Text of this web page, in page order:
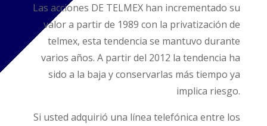
Las acciones DE TELMEX han incrementado su
valor a partir de 1989 con la privatización de
telmex, esta tendencia se mantuvo durante
varios años. A partir del 2012 la tendencia ha
sido a la baja y conservarlas más tiempo ya
implica riesgo.
Si usted adquirió una línea telefónica entre los